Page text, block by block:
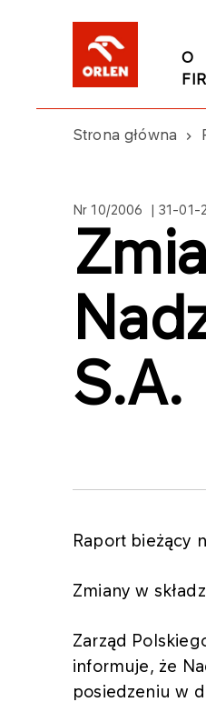
O
Strona główna
Nr 10/2006 | 31-01-
S.A.
Raport bieżący
Zmiany w
Zarząd
informuje, że
posiedzeniu w